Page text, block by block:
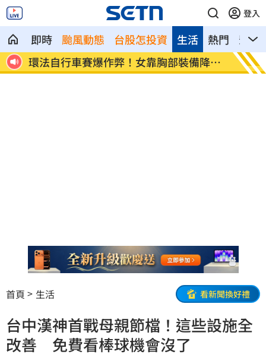
登入
即時 颱風動態 台股怎投資 熱門 影音
生活
備降風
學霸牙醫槓離職員工 為3萬筆電互告慘勝
首頁 生活 看新聞換好禮
台中漢神首戰母親節檔！這些設施全
改善 免費看棒球機會沒了